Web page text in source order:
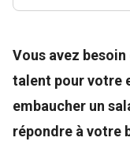
Vous avez
talent pour votre
embaucher un
répondre à votre